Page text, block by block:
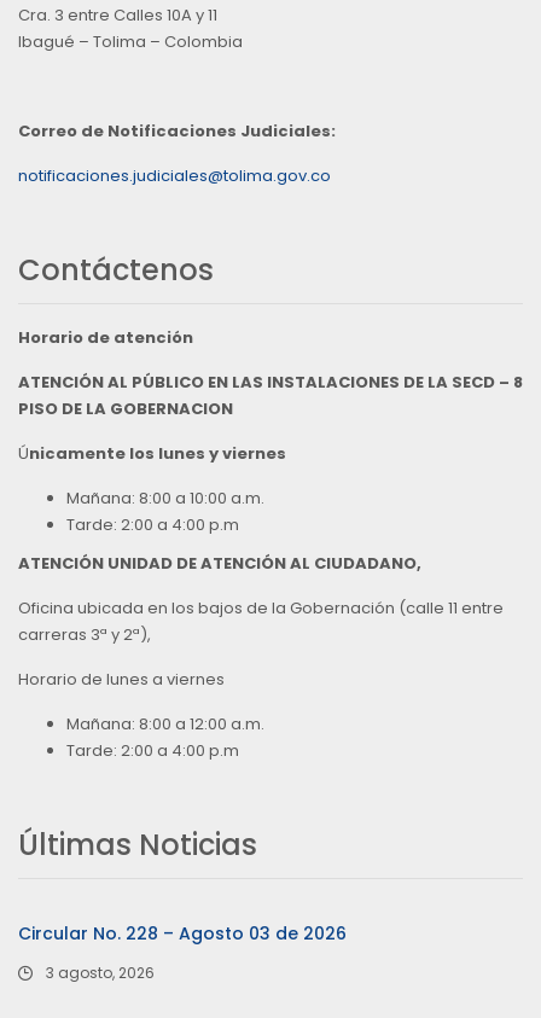
Cra. 3 entre Calles 10A y 11
Ibagué – Tolima – Colombia
Correo de Notificaciones Judiciales:
notificaciones.judiciales@tolima.gov.co
Contáctenos
Horario de atención
ATENCIÓN AL PÚBLICO EN LAS INSTALACIONES DE LA SECD – 8
PISO DE LA GOBERNACION
Únicamente los lunes y viernes
Mañana: 8:00 a 10:00 a.m.
Tarde: 2:00 a 4:00 p.m
ATENCIÓN UNIDAD DE ATENCIÓN AL CIUDADANO,
Oficina ubicada en los bajos de la Gobernación (calle 11 entre
carreras 3ª y 2ª),
Horario de lunes a viernes
Mañana: 8:00 a 12:00 a.m.
Tarde: 2:00 a 4:00 p.m
Últimas Noticias
Circular No. 228 – Agosto 03 de 2026
3 agosto, 2026